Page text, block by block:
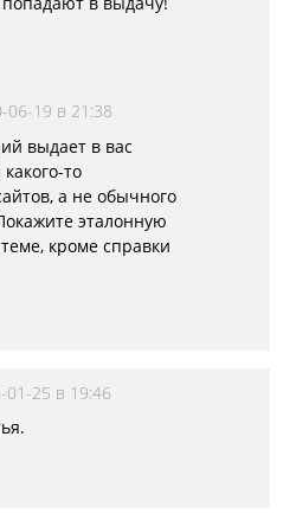
06-19 в 21:38
выдает в вас
то
а не обычного
эталонную
кроме справки
01-25 в 19:46